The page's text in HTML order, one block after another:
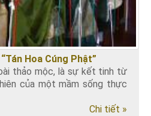
Hoa Cúng Phật”
thảo mộc, là sự kết tinh từ
của một mầm sống thực
Chi tiết »